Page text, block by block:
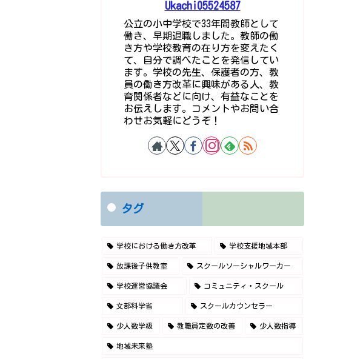
Ukachi05524587
公立の小中学校で33年間教師として
働き、早期退職しました。教師の働
き方や学校教育の在り方を変えたく
て、自分で調べたことを発信してい
ます。学校の先生、保護者の方、教
員の働き方改革に興味がある人、教
育関係者などに向け、有益なことを
お伝えします。コメントやお問い合
わせお気軽にどうぞ！
タグ
学校における働き方改革 学校支援地域本部
放課後子供教室 スクールソーシャルワーカー
学校運営協議会 コミュニティ・スクール
文部科学省 スクールカウンセラー
少人数学級 教職員定数の改善 少人数指導
地域未来塾